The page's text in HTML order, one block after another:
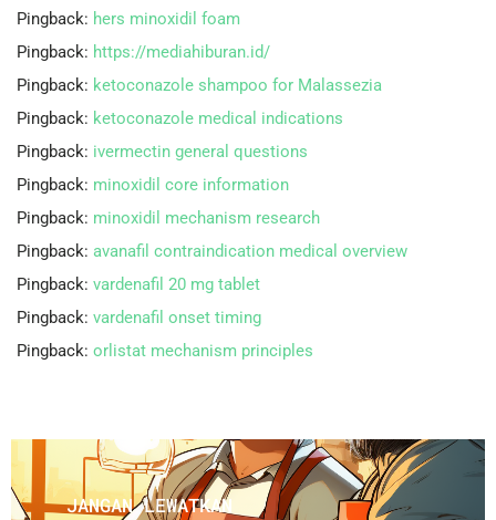
Pingback: hers minoxidil foam
Pingback: https://mediahiburan.id/
Pingback: ketoconazole shampoo for Malassezia
Pingback: ketoconazole medical indications
Pingback: ivermectin general questions
Pingback: minoxidil core information
Pingback: minoxidil mechanism research
Pingback: avanafil contraindication medical overview
Pingback: vardenafil 20 mg tablet
Pingback: vardenafil onset timing
Pingback: orlistat mechanism principles
JANGAN LEWATKAN